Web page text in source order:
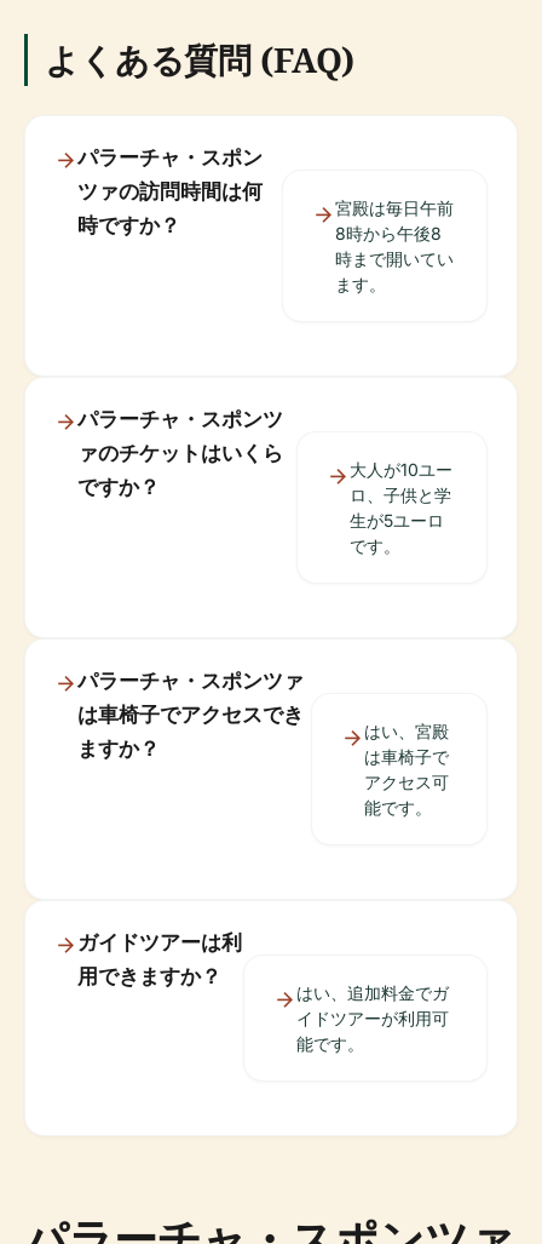
よくある質問 (FAQ)
パラーチャ・スポン
ツァの訪問時間は何
時ですか？
宮殿は毎日午前
8時から午後8
時まで開いてい
ます。
パラーチャ・スポンツ
ァのチケットはいくら
ですか？
大人が10ユー
ロ、子供と学
生が5ユーロ
です。
パラーチャ・スポンツァ
は車椅子でアクセスでき
ますか？
はい、宮殿
は車椅子で
アクセス可
能です。
ガイドツアーは利
用できますか？
はい、追加料金でガ
イドツアーが利用可
能です。